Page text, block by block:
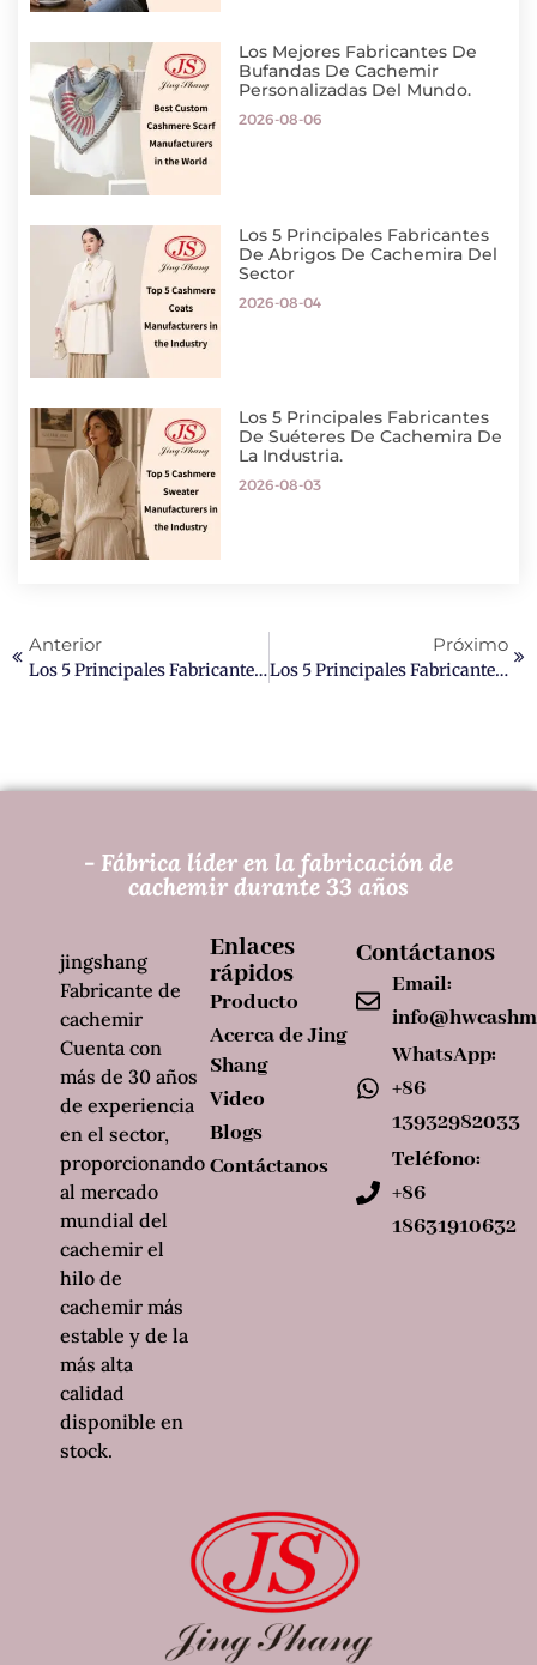
Los Mejores Fabricantes De
Bufandas De Cachemir
Personalizadas Del Mundo.
2026-08-06
Los 5 Principales Fabricantes
De Abrigos De Cachemira Del
Sector
2026-08-04
Los 5 Principales Fabricantes
De Suéteres De Cachemira De
La Industria.
2026-08-03
Anterior
Los 5 Principales Fabricantes De Bufandas De Cachemira Personalizadas En China.
Próximo
Los 5 Principales Fabricantes De Abrigos De Cachemir A Medida En EE. UU.
- Fábrica líder en la fabricación de
cachemir durante 33 años
Enlaces
rápidos
Producto
Acerca de Jing
Shang
Video
Blogs
Contáctanos
Contáctanos
Email:
WhatsApp:
+86
13932982033
Teléfono:
+86
18631910632
jingshang
Fabricante de
cachemir
Cuenta con
más de 30 años
de experiencia
en el sector,
proporcionando
al mercado
mundial del
cachemir el
hilo de
cachemir más
estable y de la
más alta
calidad
disponible en
stock.